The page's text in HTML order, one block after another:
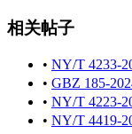
相关帖子
• NY/T 4233-
• GBZ 185-
• NY/T 4223-
• NY/T 4419-